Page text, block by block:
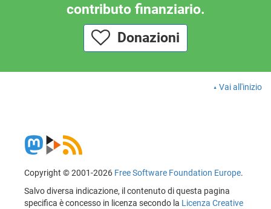
contributo finanziario.
Donazioni
Vai all'inizio
Copyright © 2001-2026 Free Software Foundation Europe.
Salvo diversa indicazione, il contenuto di questa pagina
specifica è concesso in licenza secondo la Licenza Creative